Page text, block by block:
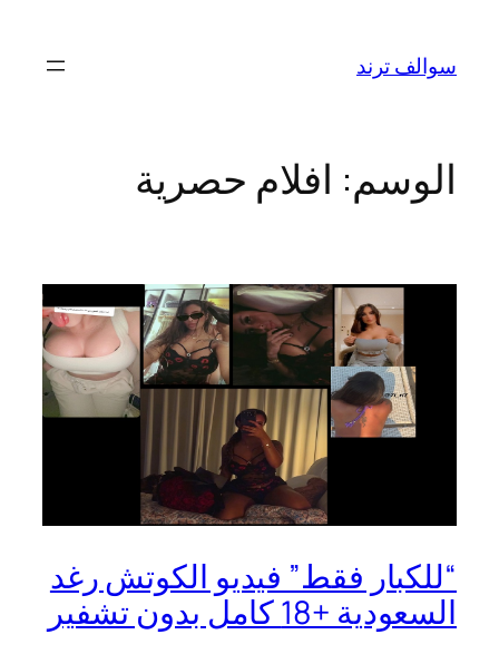
المحتوى
سوالف ترند
الوسم: افلام حصرية
“للكبار فقط” فيديو الكوتش رغد
السعودية +18 كامل بدون تشفير